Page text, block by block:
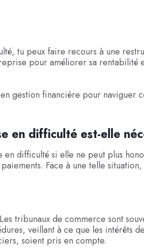
tu peux faire recours à une
pour améliorer sa rentabilité
gestion financière pour naviguer
en difficulté est-elle
en difficulté si elle ne peut plus
Face à une telle
tribunaux de commerce sont
veillant à ce que les intérêts
soient pris en compte.